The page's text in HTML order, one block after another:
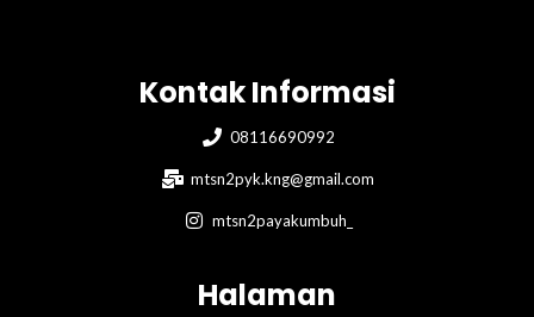
Kontak Informasi
08116690992
mtsn2pyk.kng@gmail.com
mtsn2payakumbuh_
Halaman